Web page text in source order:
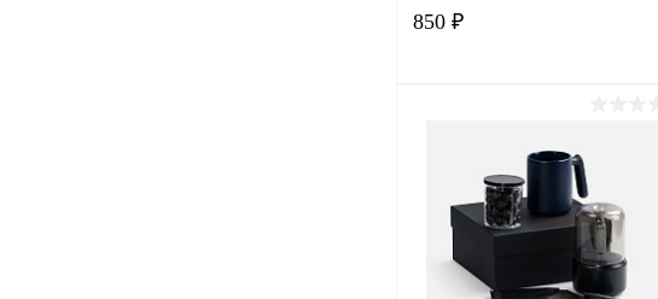
850 ₽
Купить в 1 клик Сравнение
В избранное Под заказ